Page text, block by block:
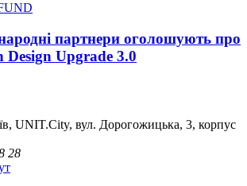
партнери оголошують про
Design Upgrade 3.0
UNIT.City, вул. Дорогожицька, 3, корпус
28